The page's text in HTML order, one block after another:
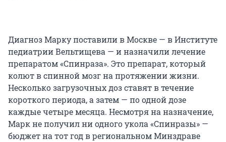
Диагноз Марку поставили в Москве — в Институте
педиатрии Вельтищева — и назначили лечение
препаратом «Спинраза». Это препарат, который
колют в спинной мозг на протяжении жизни.
Несколько загрузочных доз ставят в течение
короткого периода, а затем — по одной дозе
каждые четыре месяца. Несмотря на назначение,
Марк не получил ни одного укола «Спинразы» —
бюджет на тот год в региональном Минздраве